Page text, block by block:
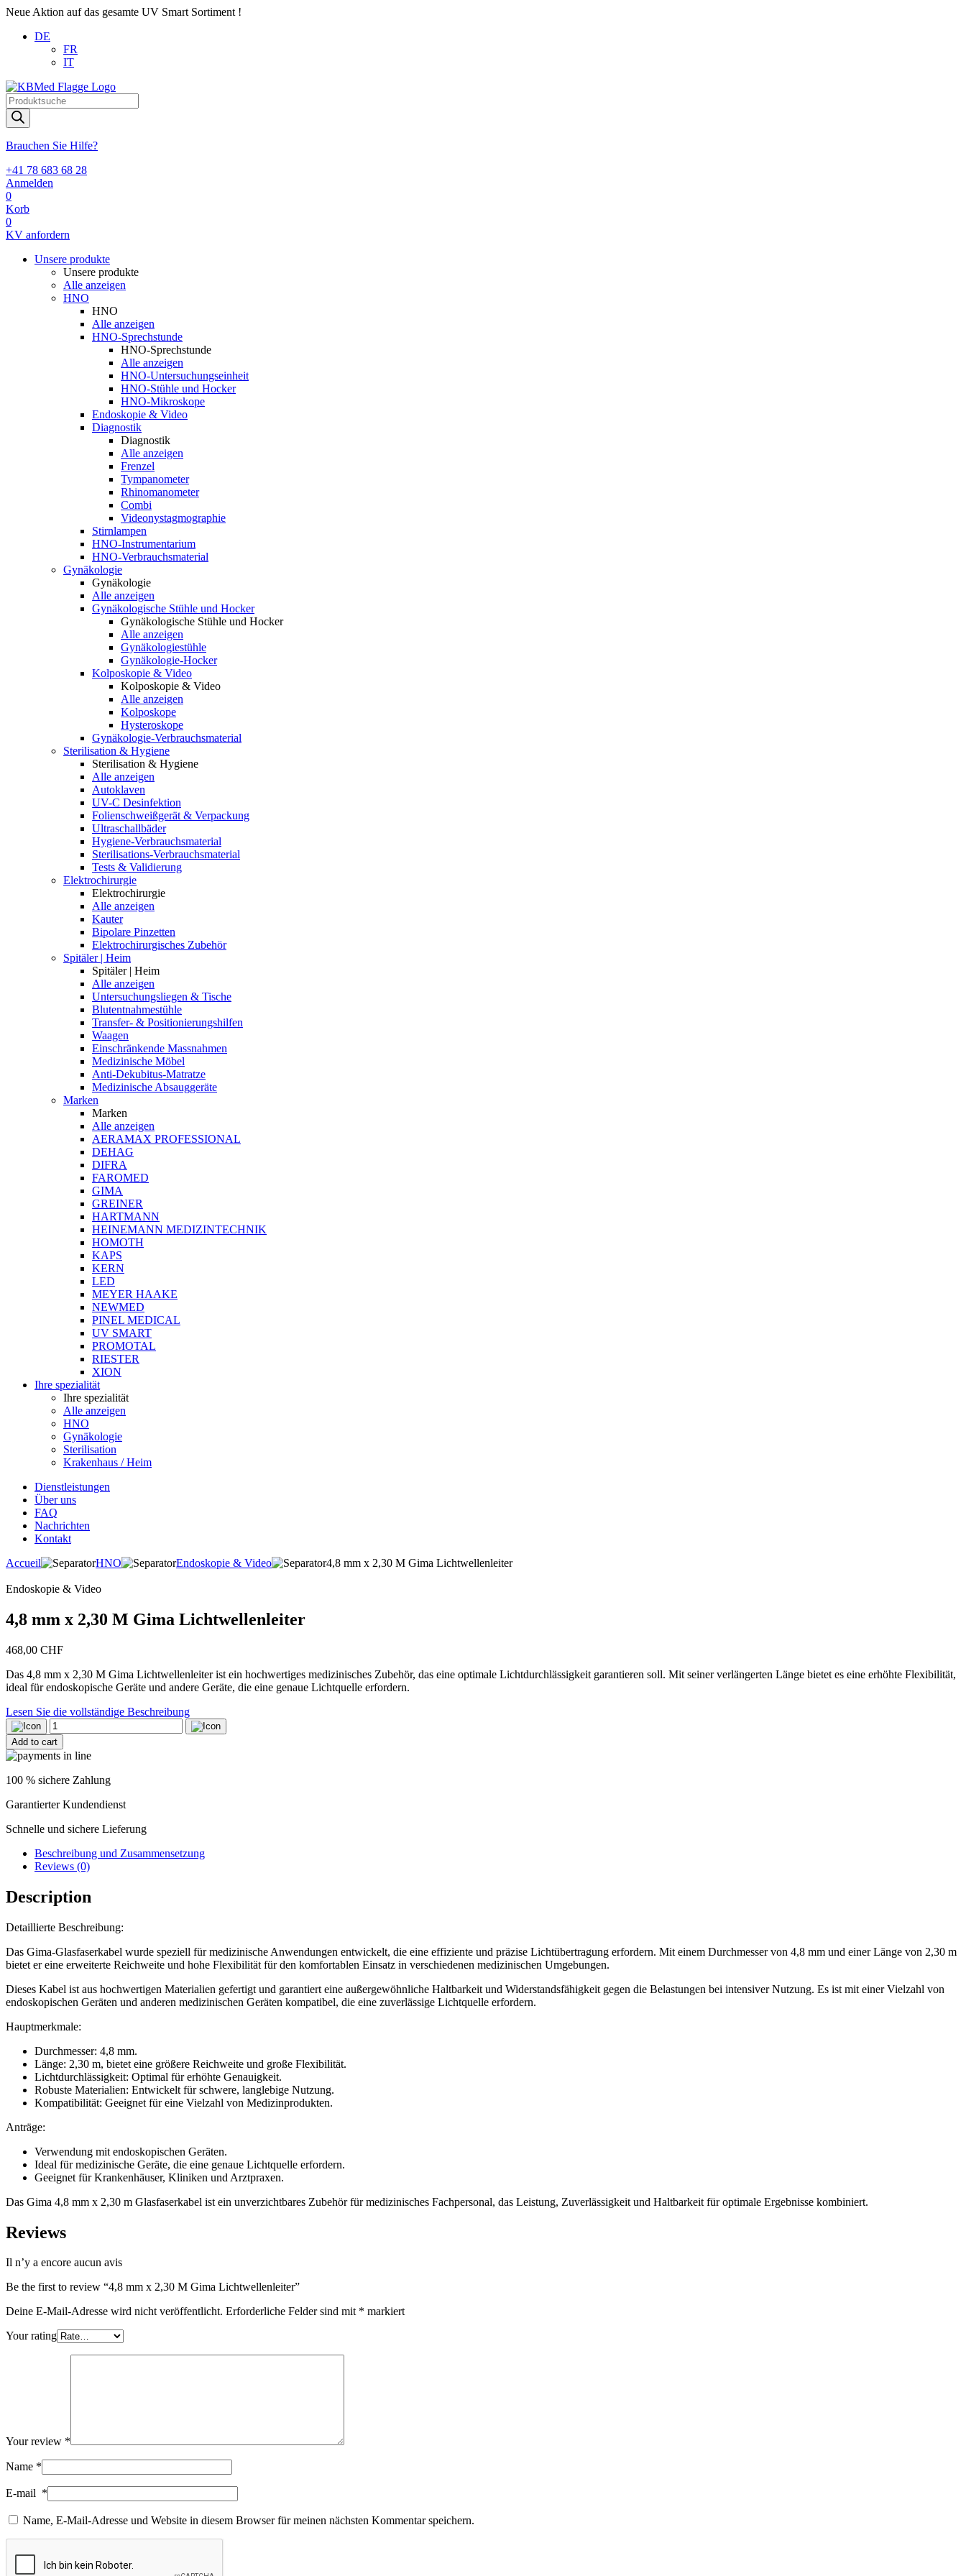
Neue Aktion auf das gesamte UV Smart Sortiment !
DE
FR
IT
Products
search
Brauchen Sie Hilfe?
+41 78 683 68 28
Anmelden
0
Korb
0
KV anfordern
Unsere produkte
Unsere produkte
Alle anzeigen
HNO
HNO
Alle anzeigen
HNO-Sprechstunde
HNO-Sprechstunde
Alle anzeigen
HNO-Untersuchungseinheit
HNO-Stühle und Hocker
HNO-Mikroskope
Endoskopie & Video
Diagnostik
Diagnostik
Alle anzeigen
Frenzel
Tympanometer
Rhinomanometer
Combi
Videonystagmographie
Stirnlampen
HNO-Instrumentarium
HNO-Verbrauchsmaterial
Gynäkologie
Gynäkologie
Alle anzeigen
Gynäkologische Stühle und Hocker
Gynäkologische Stühle und Hocker
Alle anzeigen
Gynäkologiestühle
Gynäkologie-Hocker
Kolposkopie & Video
Kolposkopie & Video
Alle anzeigen
Kolposkope
Hysteroskope
Gynäkologie-Verbrauchsmaterial
Sterilisation & Hygiene
Sterilisation & Hygiene
Alle anzeigen
Autoklaven
UV-C Desinfektion
Folienschweißgerät & Verpackung
Ultraschallbäder
Hygiene-Verbrauchsmaterial
Sterilisations-Verbrauchsmaterial
Tests & Validierung
Elektrochirurgie
Elektrochirurgie
Alle anzeigen
Kauter
Bipolare Pinzetten
Elektrochirurgisches Zubehör
Spitäler | Heim
Spitäler | Heim
Alle anzeigen
Untersuchungsliegen & Tische
Blutentnahmestühle
Transfer- & Positionierungshilfen
Waagen
Einschränkende Massnahmen
Medizinische Möbel
Anti-Dekubitus-Matratze
Medizinische Absauggeräte
Marken
Marken
Alle anzeigen
AERAMAX PROFESSIONAL
DEHAG
DIFRA
FAROMED
GIMA
GREINER
HARTMANN
HEINEMANN MEDIZINTECHNIK
HOMOTH
KAPS
KERN
LED
MEYER HAAKE
NEWMED
PINEL MEDICAL
UV SMART
PROMOTAL
RIESTER
XION
Ihre spezialität
Ihre spezialität
Alle anzeigen
HNO
Gynäkologie
Sterilisation
Krakenhaus / Heim
Dienstleistungen
Über uns
FAQ
Nachrichten
Kontakt
Accueil
HNO Endoskopie & Video 4,8 mm x 2,30 M Gima Lichtwellenleiter
Endoskopie & Video
4,8 mm x 2,30 M Gima Lichtwellenleiter
468,00 CHF
Das 4,8 mm x 2,30 M Gima Lichtwellenleiter ist ein hochwertiges medizinisches Zubehör, das eine optimale Lichtdurchlässigkeit garantieren soll. Mit seiner verlängerten Länge bietet es eine erhöhte Flexibilität,
ideal für endoskopische Geräte und andere Geräte, die eine genaue Lichtquelle erfordern.
Lesen Sie die vollständige Beschreibung
4,8
mm
x
2,30
M
Lichtwellenleiter
Add to cart
100 % sichere Zahlung
Garantierter Kundendienst
Schnelle und sichere Lieferung
Beschreibung und Zusammensetzung
Reviews (0)
Description
Detaillierte Beschreibung:
Das Gima-Glasfaserkabel wurde speziell für medizinische Anwendungen entwickelt, die eine effiziente und präzise Lichtübertragung erfordern. Mit einem Durchmesser von 4,8 mm und einer Länge von 2,30 m
bietet er eine erweiterte Reichweite und hohe Flexibilität für den komfortablen Einsatz in verschiedenen medizinischen Umgebungen.
Dieses Kabel ist aus hochwertigen Materialien gefertigt und garantiert eine außergewöhnliche Haltbarkeit und Widerstandsfähigkeit gegen die Belastungen bei intensiver Nutzung. Es ist mit einer Vielzahl von
endoskopischen Geräten und anderen medizinischen Geräten kompatibel, die eine zuverlässige Lichtquelle erfordern.
Hauptmerkmale:
Durchmesser: 4,8 mm.
Länge: 2,30 m, bietet eine größere Reichweite und große Flexibilität.
Lichtdurchlässigkeit: Optimal für erhöhte Genauigkeit.
Robuste Materialien: Entwickelt für schwere, langlebige Nutzung.
Kompatibilität: Geeignet für eine Vielzahl von Medizinprodukten.
Anträge:
Verwendung mit endoskopischen Geräten.
Ideal für medizinische Geräte, die eine genaue Lichtquelle erfordern.
Geeignet für Krankenhäuser, Kliniken und Arztpraxen.
Das Gima 4,8 mm x 2,30 m Glasfaserkabel ist ein unverzichtbares Zubehör für medizinisches Fachpersonal, das Leistung, Zuverlässigkeit und Haltbarkeit für optimale Ergebnisse kombiniert.
Reviews
Il n’y a encore aucun avis
Be the first to review “4,8 mm x 2,30 M Gima Lichtwellenleiter”
Deine E-Mail-Adresse wird nicht veröffentlicht. Erforderliche Felder sind mit * markiert
Your rating
Your review *
Name *
E-mail *
Name, E-Mail-Adresse und Website in diesem Browser für meinen nächsten Kommentar speichern.